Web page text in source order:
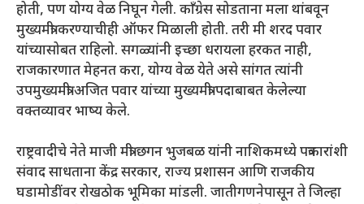
होती, पण योग्य वेळ निघून गेली. काँग्रेस सोडताना मला थांबवून
मुख्यमंत्री करण्याचीही ऑफर मिळाली होती. तरी मी शरद पवार
यांच्यासोबत राहिलो. सगळ्यांनी इच्छा धरायला हरकत नाही,
राजकारणात मेहनत करा, योग्य वेळ येते असे सांगत त्यांनी
उपमुख्यमंत्री अजित पवार यांच्या मुख्यमंत्री पदाबाबत केलेल्या
वक्तव्यावर भाष्य केले.
राष्ट्रवादीचे नेते माजी मंत्री छगन भुजबळ यांनी नाशिकमध्ये पत्रकारांशी
संवाद साधताना केंद्र सरकार, राज्य प्रशासन आणि राजकीय
घडामोडींवर रोखठोक भूमिका मांडली. जातीगणनेपासून ते जिल्हा